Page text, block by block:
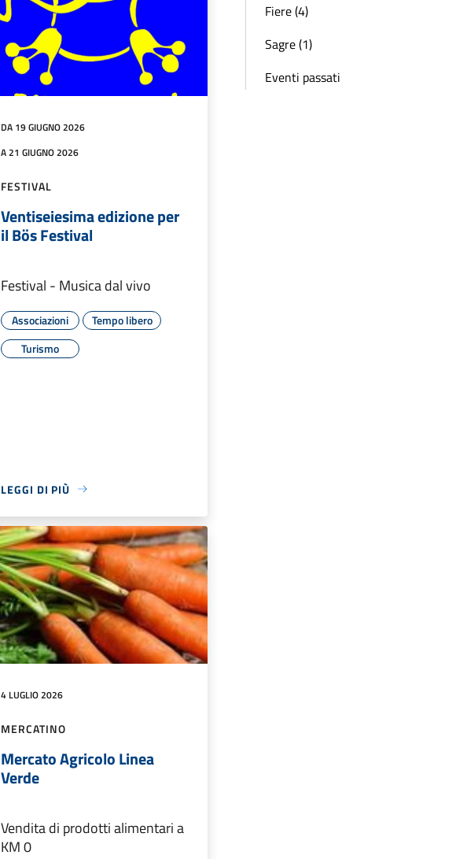
DA 19 GIUGNO 2026
A 21 GIUGNO 2026
FESTIVAL
Ventiseiesima edizione per
il Bös Festival
Festival - Musica dal vivo
Associazioni
Tempo libero
Turismo
LEGGI DI PIÙ
4 LUGLIO 2026
MERCATINO
Mercato Agricolo Linea
Verde
Vendita di prodotti alimentari a
KM 0
Fiere (4)
Sagre (1)
Eventi passati